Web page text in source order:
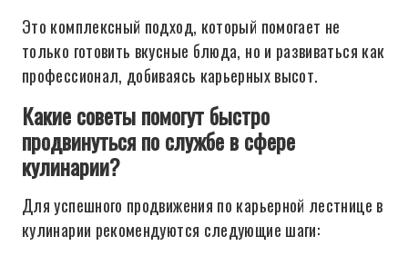
Это комплексный подход, который помогает не
только готовить вкусные блюда, но и развиваться как
профессионал, добиваясь карьерных высот.
Какие советы помогут быстро
продвинуться по службе в сфере
кулинарии?
Для успешного продвижения по карьерной лестнице в
кулинарии рекомендуются следующие шаги: